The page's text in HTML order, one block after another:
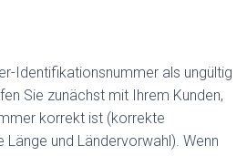
Identifikationsnummer als ungültig
Sie zunächst mit Ihrem Kunden,
korrekt ist (korrekte
Länge und Ländervorwahl). Wenn